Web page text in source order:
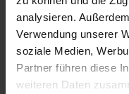
analysieren.
Verwendung unserer
soziale Medien,
Partner führen diese
weiteren Daten
Fahrradreifen in der
25-630). Besonders
überdurchschnittlich
gleichmäßiger
sich millionenfach